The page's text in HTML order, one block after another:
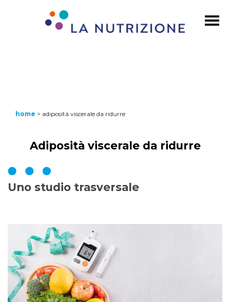
home > adiposità viscerale da ridurre
Adiposità viscerale da ridurre
Uno studio trasversale